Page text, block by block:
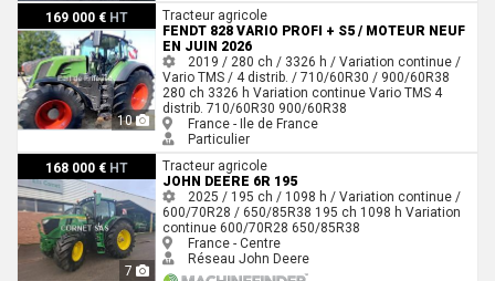
169 000 € HT
10
Fendt 828 Vario Profi + S5 / Moteur neuf en juin 2026
Tracteur agricole
FENDT 828 VARIO PROFI + S5 / MOTEUR NEUF
EN JUIN 2026
2019 / 280 ch / 3326 h / Variation continue /
Vario TMS / 4 distrib. / 710/60R30 / 900/60R38
280 ch 3326 h Variation continue Vario TMS 4
distrib. 710/60R30 900/60R38
France - Ile de France
Particulier
168 000 € HT
7
John Deere 6R 195
Tracteur agricole
JOHN DEERE 6R 195
2025 / 195 ch / 1098 h / Variation continue /
600/70R28 / 650/85R38 195 ch 1098 h Variation
continue 600/70R28 650/85R38
France - Centre
Réseau John Deere